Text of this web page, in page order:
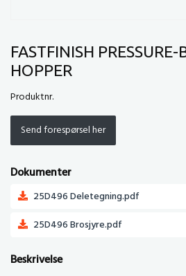
FASTFINISH
HOPPER
Produktnr.
Send forespørsel her
Dokumenter
25D496 Deletegning.pdf
25D496 Brosjyre.pdf
Beskrivelse